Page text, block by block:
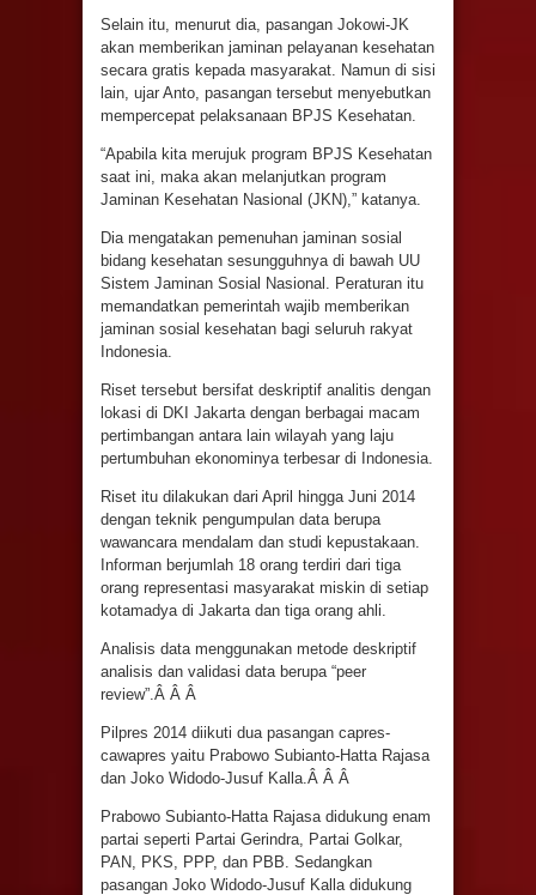
Selain itu, menurut dia, pasangan Jokowi-JK
akan memberikan jaminan pelayanan kesehatan
secara gratis kepada masyarakat. Namun di sisi
lain, ujar Anto, pasangan tersebut menyebutkan
mempercepat pelaksanaan BPJS Kesehatan.
“Apabila kita merujuk program BPJS Kesehatan
saat ini, maka akan melanjutkan program
Jaminan Kesehatan Nasional (JKN),” katanya.
Dia mengatakan pemenuhan jaminan sosial
bidang kesehatan sesungguhnya di bawah UU
Sistem Jaminan Sosial Nasional. Peraturan itu
memandatkan pemerintah wajib memberikan
jaminan sosial kesehatan bagi seluruh rakyat
Indonesia.
Riset tersebut bersifat deskriptif analitis dengan
lokasi di DKI Jakarta dengan berbagai macam
pertimbangan antara lain wilayah yang laju
pertumbuhan ekonominya terbesar di Indonesia.
Riset itu dilakukan dari April hingga Juni 2014
dengan teknik pengumpulan data berupa
wawancara mendalam dan studi kepustakaan.
Informan berjumlah 18 orang terdiri dari tiga
orang representasi masyarakat miskin di setiap
kotamadya di Jakarta dan tiga orang ahli.
Analisis data menggunakan metode deskriptif
analisis dan validasi data berupa “peer
review”.Â Â Â
Pilpres 2014 diikuti dua pasangan capres-
cawapres yaitu Prabowo Subianto-Hatta Rajasa
dan Joko Widodo-Jusuf Kalla.Â Â Â
Prabowo Subianto-Hatta Rajasa didukung enam
partai seperti Partai Gerindra, Partai Golkar,
PAN, PKS, PPP, dan PBB. Sedangkan
pasangan Joko Widodo-Jusuf Kalla didukung